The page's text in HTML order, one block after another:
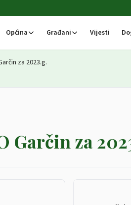
Općina Građani Vijesti
za 2023.g.
Garčin za